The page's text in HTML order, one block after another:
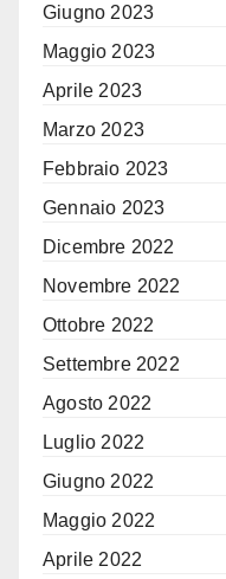
Giugno 2023
Maggio 2023
Aprile 2023
Marzo 2023
Febbraio 2023
Gennaio 2023
Dicembre 2022
Novembre 2022
Ottobre 2022
Settembre 2022
Agosto 2022
Luglio 2022
Giugno 2022
Maggio 2022
Aprile 2022